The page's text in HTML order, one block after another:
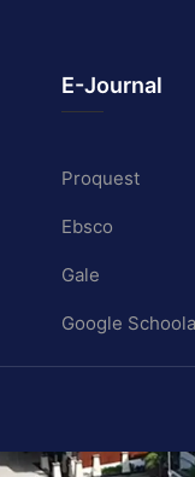
E-Journal
Proquest
Ebsco
Gale
Google